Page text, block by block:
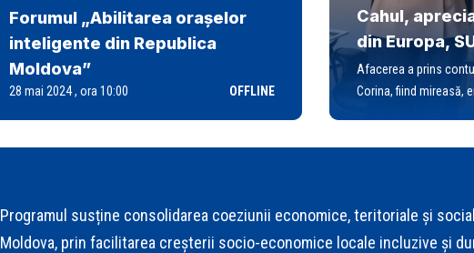
Forumul „Abilitarea orașelor
inteligente din Republica
Moldova”
28 mai 2024 , ora 10:00 OFFLINE
Cahul,
din Europa,
Afacerea a prins
Corina, fiind mireasă,
Programul susține consolidarea coeziunii economice, teritoriale și
Moldova, prin facilitarea creșterii socio-economice locale incluzive și